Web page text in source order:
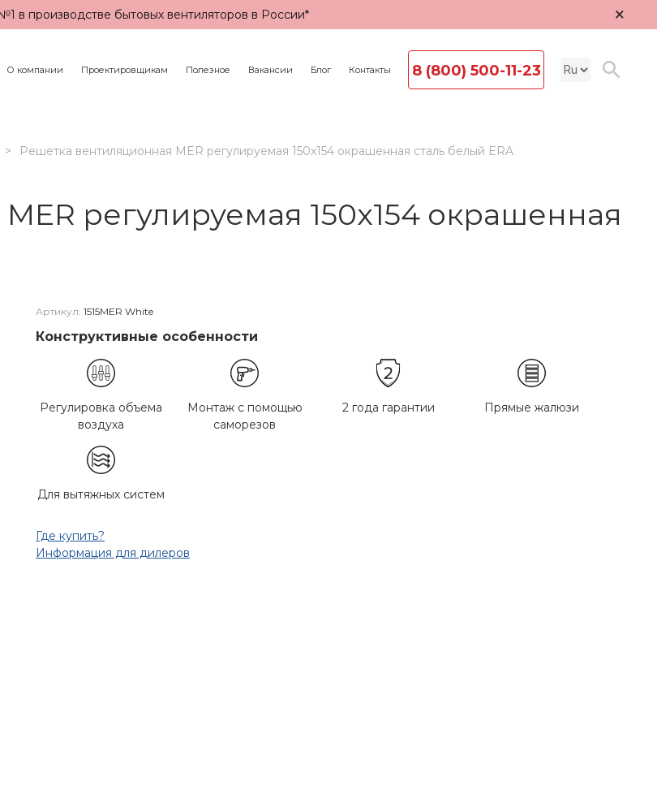
в производстве бытовых вентиляторов в России* ×
О компании Проектировщикам Полезное Вакансии Блог Контакты 8 (800) 500-11-23
Решетка вентиляционная MER регулируемая 150x154 окрашенная сталь белый ERA
регулируемая 150x154 окрашенная
Артикул: 1515MER White
Конструктивные особенности
Регулировка объема
воздуха
Монтаж с помощью
саморезов
2 года гарантии Прямые жалюзи
Для вытяжных систем
Где купить?
Информация для дилеров